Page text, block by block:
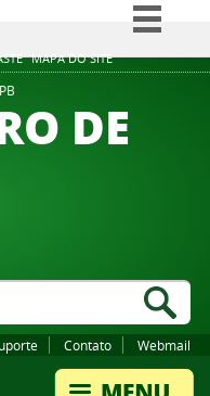
MAPA DO SITE
Simplifique!
ParticipeDE
Contato Webmail